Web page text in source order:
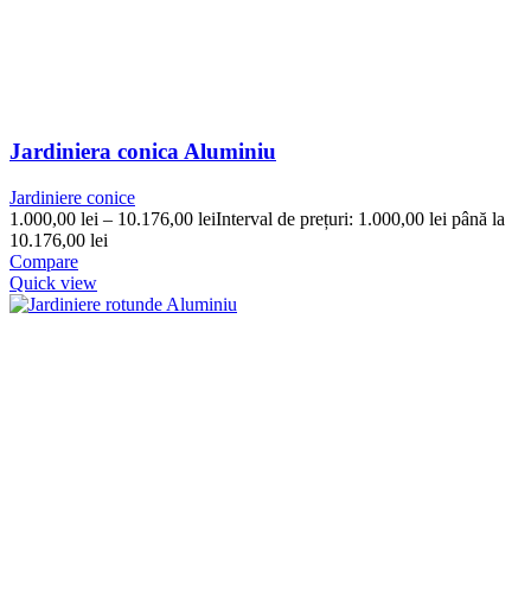
Jardiniera conica Aluminiu
Jardiniere conice
1.000,00 lei – 10.176,00 leiInterval de prețuri: 1.000,00 lei până la
10.176,00 lei
Compare
Quick view